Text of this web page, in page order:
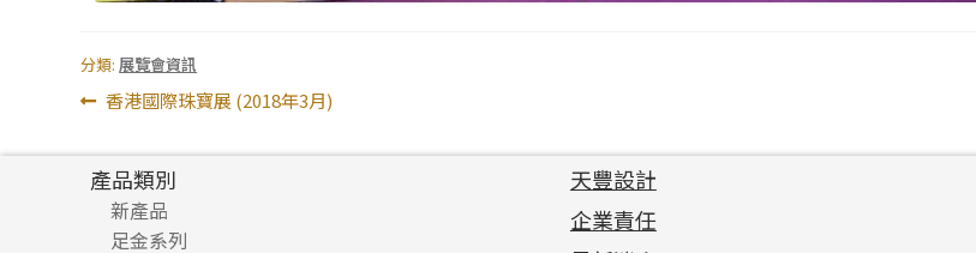
分類:展覽會資訊
文
章
導
覽
上
篇
文
章:
香港國際珠寶展 (2018年3月)
產品類別
新產品
足金系列
天豐設計
企業責任